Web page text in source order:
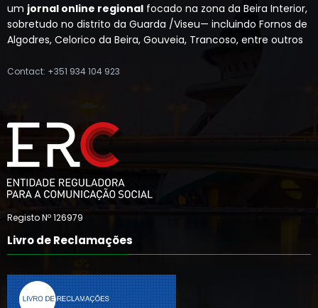
um jornal online regional focado na zona da Beira Interior,
sobretudo no distrito da Guarda /Viseu— incluindo Fornos de
Algodres, Celorico da Beira, Gouveia, Trancoso, entre outros
Contact: +351 934 104 923
Registo Nº 126979
Livro de Reclamações